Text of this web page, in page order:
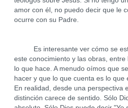
amor con él, no puedo decir que le
ocurre con su Padre.
Es interesante ver cómo se
este conocimiento y las obras,
lo que hace. A menudo oímos que
hacer y que lo que cuenta es lo que
En realidad, desde una perspectiva
distinción carece de sentido. Sólo